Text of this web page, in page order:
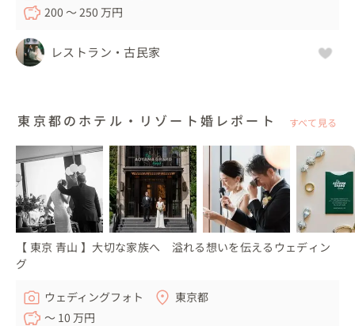
200 〜 250 万円
レストラン・古民家
東京都のホテル・リゾート婚レポート すべて見る
【 東京 青山 】大切な家族へ 溢れる想いを伝えるウェディン
グ
ウェディングフォト
東京都
〜 10 万円